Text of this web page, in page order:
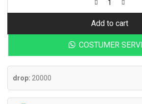
Add to cart
COSTUMER
drop: 20000